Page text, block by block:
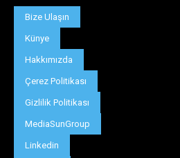
Bize Ulaşın
Künye
Hakkımızda
Çerez Politikası
Gizlilik Politikası
MediaSunGroup
Linkedin